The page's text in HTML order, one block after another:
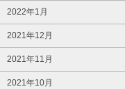
2022年1月
2021年12月
2021年11月
2021年10月